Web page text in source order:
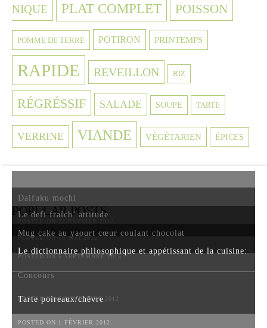
NIQUE PLAT COMPLET POISSON
POMME DE TERRE POTIRON PRINTEMPS
RAPIDE REVEILLON RIZ
RÉGRÉSSIF SALADE SOUPE TARTE
VERRINE VIANDE VÉGÉTARIEN ÉPICES
POPULAR POSTS
Daifuku mochi
Le defi fraîch’ attitude
POSTED ON 18 MAI 2012
Mug cake au yaourt cœur coulant chocolat
POSTED ON 5 SEPTEMBRE 2013
Le dictionnaire philosophique et appétissant de la cuisine:
Concours
POSTED ON 6 NOVEMBRE 2012
Tarte poireaux/chèvre
POSTED ON 1 FÉVRIER 2012